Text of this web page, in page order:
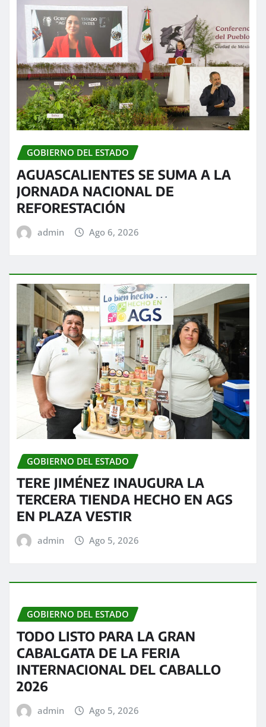
GOBIERNO DEL ESTADO
AGUASCALIENTES SE SUMA A LA
JORNADA NACIONAL DE
REFORESTACIÓN
admin Ago 6, 2026
GOBIERNO DEL ESTADO
TERE JIMÉNEZ INAUGURA LA
TERCERA TIENDA HECHO EN AGS
EN PLAZA VESTIR
admin Ago 5, 2026
GOBIERNO DEL ESTADO
TODO LISTO PARA LA GRAN
CABALGATA DE LA FERIA
INTERNACIONAL DEL CABALLO
2026
admin Ago 5, 2026